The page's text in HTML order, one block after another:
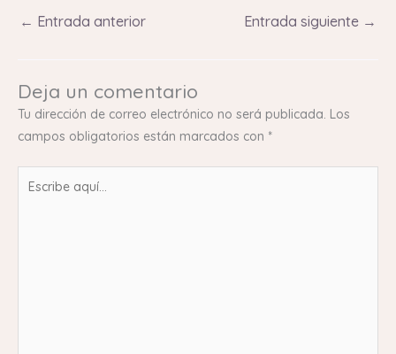
← Entrada anterior Entrada siguiente →
Deja un comentario
Tu dirección de correo electrónico no será publicada. Los
campos obligatorios están marcados con *